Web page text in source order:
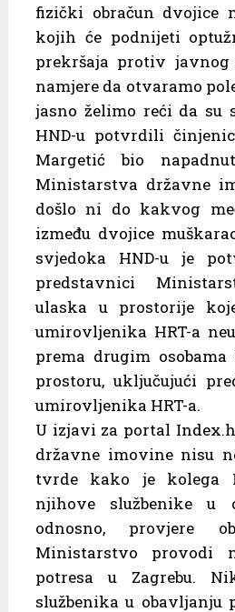
fizički obračun dvojice
kojih će podnijeti
prekršaja protiv
namjere da otvaramo
jasno želimo reći da su
HND-u potvrdili
Margetić bio
Ministarstva državne
došlo ni do kakvog
između dvojice
svjedoka HND-u je
predstavnici
ulaska u prostorije
umirovljenika HRT-a
prema drugim
prostoru, uključujući
umirovljenika HRT-a.
U izjavi za portal
državne imovine nisu
tvrde kako je kolega
njihove službenike u
odnosno, provjere
Ministarstvo provodi
potresa u Zagrebu.
službenika u obavljanju